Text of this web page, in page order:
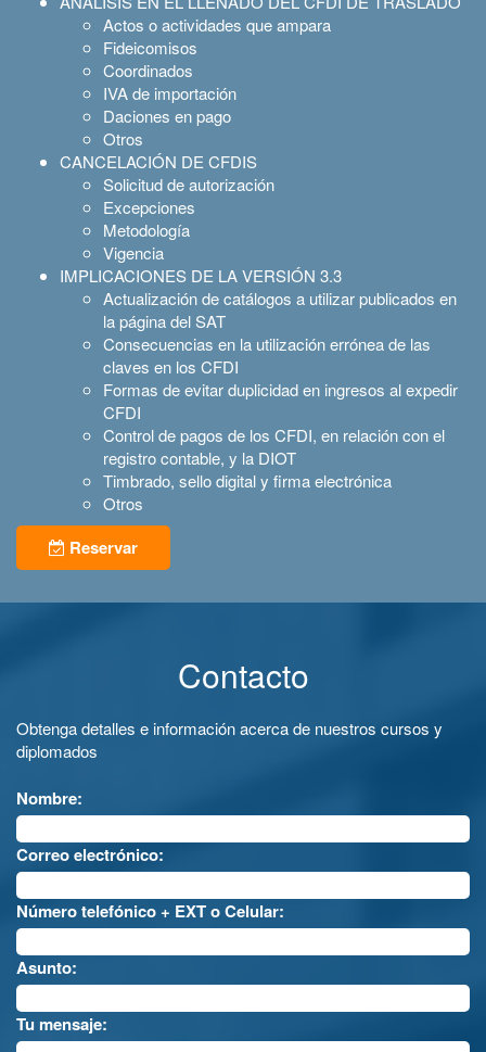
Actos o actividades que ampara
Fideicomisos
Coordinados
IVA de importación
Daciones en pago
Otros
CANCELACIÓN DE CFDIS
Solicitud de autorización
Excepciones
Metodología
Vigencia
IMPLICACIONES DE LA VERSIÓN 3.3
Actualización de catálogos a utilizar publicados en
la página del SAT
Consecuencias en la utilización errónea de las
claves en los CFDI
Formas de evitar duplicidad en ingresos al expedir
CFDI
Control de pagos de los CFDI, en relación con el
registro contable, y la DIOT
Timbrado, sello digital y firma electrónica
Otros
Reservar
Contacto
Obtenga detalles e información acerca de nuestros cursos y
diplomados
Nombre:
Correo electrónico:
Número telefónico + EXT o Celular:
Asunto:
Tu mensaje: